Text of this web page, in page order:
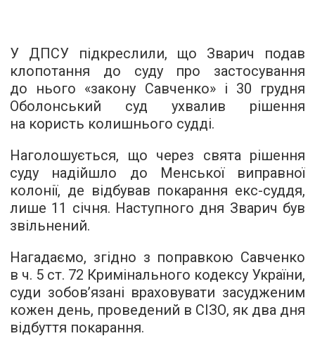
У ДПСУ підкреслили, що Зварич подав
клопотання до суду про застосування
до нього «закону Савченко» і 30 грудня
Оболонський суд ухвалив рішення
на користь колишнього судді.
Наголошується, що через свята рішення
суду надійшло до Менської виправної
колонії, де відбував покарання екс-суддя,
лише 11 січня. Наступного дня Зварич був
звільнений.
Нагадаємо, згідно з поправкою Савченко
в ч. 5 ст. 72 Кримінального кодексу України,
суди зобов’язані враховувати засудженим
кожен день, проведений в СІЗО, як два дня
відбуття покарання.